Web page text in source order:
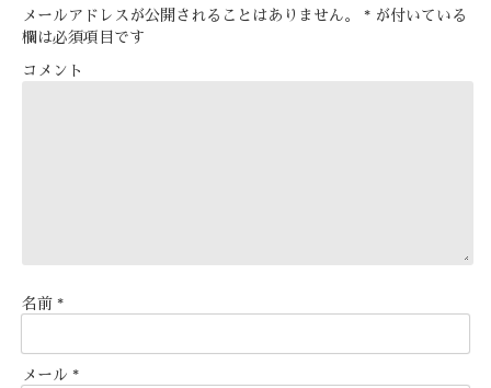
メールアドレスが公開されることはありません。 * が付いている
欄は必須項目です
コメント
名前 *
メール *